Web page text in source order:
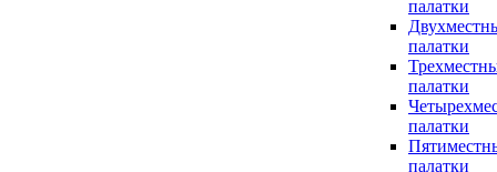
палатки
палатки
палатки
палатки
палатки